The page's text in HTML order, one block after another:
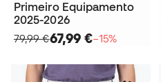
Primeiro Equipamento
2025-2026
79,99 €67,99 €−15%